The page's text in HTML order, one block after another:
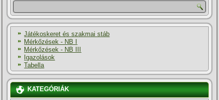
Játékoskeret és szakmai stáb
Mérkőzések - NB I
Mérkőzések - NB III
Igazolások
Tabella
KATEGÓRIÁK